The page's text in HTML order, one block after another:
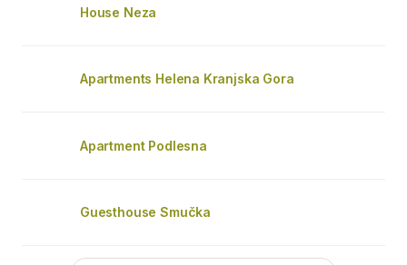
House Neza
Apartments Helena Kranjska Gora
Apartment Podlesna
Guesthouse Smučka